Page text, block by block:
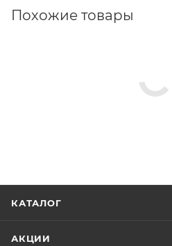
Похожие товары
КАТАЛОГ
АКЦИИ